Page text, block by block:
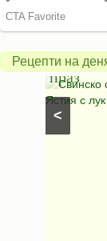
Рецепти на
<
Свинско
с
праз
Свинско
Ястия с лук